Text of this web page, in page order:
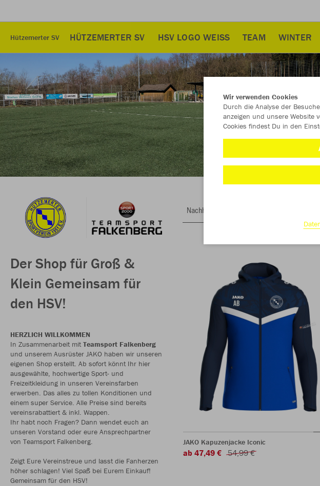
Hützemerter SV HÜTZEMERTER SV HSV LOGO WEISS TEAM WINTER
Der Shop für Groß &
Klein Gemeinsam für
den HSV!
HERZLICH WILLKOMMEN
In Zusammenarbeit mit Teamsport Falkenberg
und unserem Ausrüster JAKO haben wir unseren
eigenen Shop erstellt. Ab sofort könnt Ihr hier
ausgewählte, hochwertige Sport- und
Freizeitkleidung in unseren Vereinsfarben
erwerben. Das alles zu tollen Konditionen und
einem super Service. Alle Preise sind bereits
vereinsrabattiert & inkl. Wappen.
Ihr habt noch Fragen? Dann wendet euch an
unseren Vorstand oder eure Ansprechpartner
von Teamsport Falkenberg.
Zeigt Eure Vereinstreue und lasst die Fanherzen
höher schlagen! Viel Spaß bei Eurem Einkauf!
Gemeinsam für den HSV!
Nachhaltig
JAKO Kapuzenjacke Iconic
ab 47,49 € 54,99 €
Wir verwenden Cookies
Durch die Analyse der
anzeigen und unsere Website
Cookies findest Du in den